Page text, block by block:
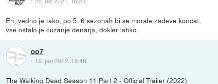
Eh, vedno je tako, po 5, 6 sezonah bi se morale zadeve končat,
vse ostalo je cuzanje denarja, dokler lahko.
oo7
:: 19. jan 2022, 18:48
The Walking Dead Season 11 Part 2 - Official Trailer (2022)